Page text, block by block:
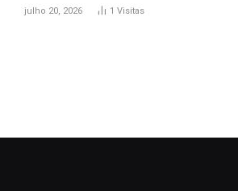
julho 20, 2026 1 Visitas